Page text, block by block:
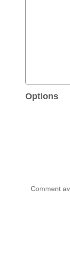
Options
Comment